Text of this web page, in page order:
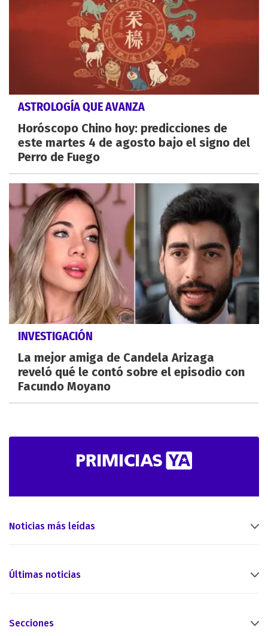
ASTROLOGÍA QUE AVANZA
Horóscopo Chino hoy: predicciones de
este martes 4 de agosto bajo el signo del
Perro de Fuego
INVESTIGACIÓN
La mejor amiga de Candela Arizaga
reveló qué le contó sobre el episodio con
Facundo Moyano
Noticias más leídas
Últimas noticias
Secciones